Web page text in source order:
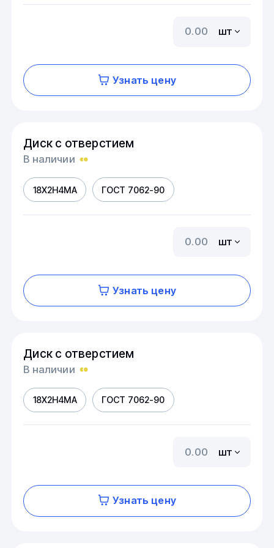
шт
Узнать цену
Диск с отверстием
В наличии
18Х2Н4МА ГОСТ 7062-90
шт
Узнать цену
Диск с отверстием
В наличии
18Х2Н4МА ГОСТ 7062-90
шт
Узнать цену